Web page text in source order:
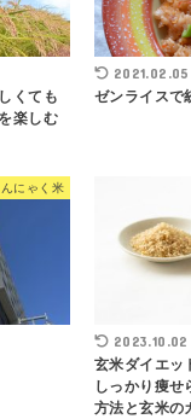
くても
楽しむ
2021.02.05
ゼンライスで
んにゃく米
2023.10.02
玄米ダイエッ
しっかり痩せ
方法と玄米の